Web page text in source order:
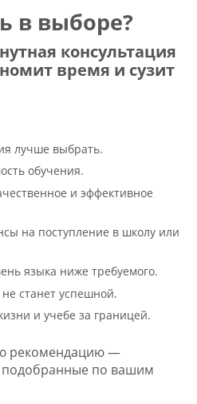
в выборе?
консультация
время и сузит
лучше выбрать.
обучения.
и эффективное
на поступление в школу или
языка ниже требуемого.
станет успешной.
и учебе за границей.
рекомендацию —
подобранные по вашим